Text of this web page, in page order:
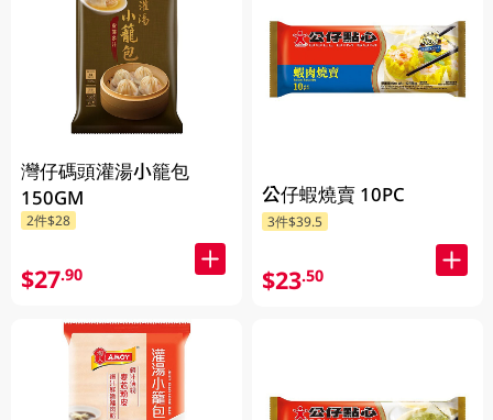
灣仔碼頭灌湯小籠包
150GM
2件$28
$27.90
公仔蝦燒賣 10PC
3件$39.5
$23.50